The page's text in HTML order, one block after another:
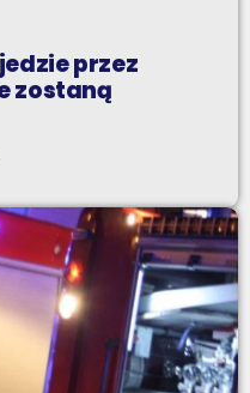
przez
zostaną